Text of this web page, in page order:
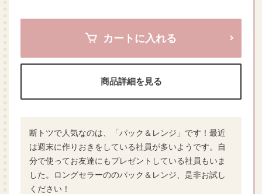
カートに入れる
商品詳細を見る
断トツで人気なのは、「パック＆レンジ」です！最近
は週末に作りおきをしている社員が多いようです。自
分で使ってお友達にもプレゼントしている社員もいま
した。ロングセラーののパック＆レンジ、是非お試し
ください！